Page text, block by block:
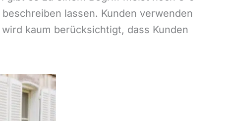
lassen. Kunden verwenden
kaum berücksichtigt, dass Kunden